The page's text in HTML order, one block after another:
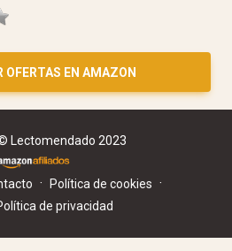
OFERTAS EN AMAZON
Lectomendado 2023
· Política de cookies ·
de privacidad